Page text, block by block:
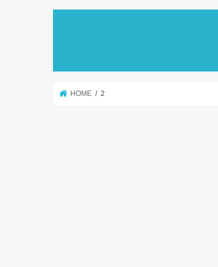
HOME 2